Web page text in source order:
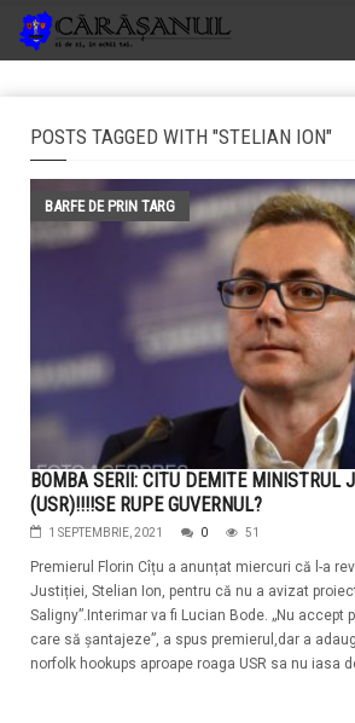
POSTS TAGGED WITH "STELIAN ION"
BARFE DE PRIN TARG
BOMBA SERII: CITU DEMITE MINISTRUL
(USR)!!!!SE RUPE GUVERNUL?
1 SEPTEMBRIE, 2021 0 51
Premierul Florin Cîțu a anunțat miercuri că l-a
Justiției, Stelian Ion, pentru că nu a avizat
Saligny”.Interimar va fi Lucian Bode. „Nu accept
care să șantajeze”, a spus premierul,dar a
norfolk hookups aproape roaga USR sa nu iasa